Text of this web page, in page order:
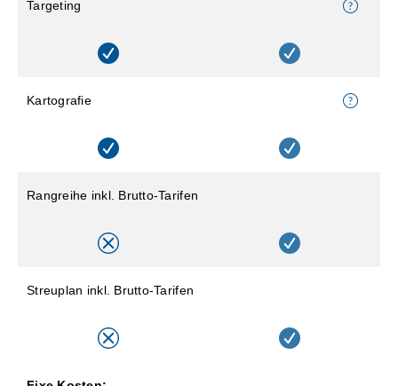
Targeting
Kartografie
Rangreihe inkl. Brutto-Tarifen
Streuplan inkl. Brutto-Tarifen